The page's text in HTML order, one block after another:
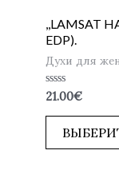
,,LAMSAT
EDP).
Духи для
Оценка
из
21.00€